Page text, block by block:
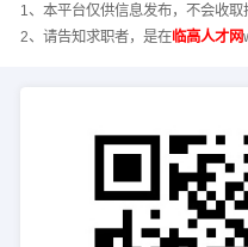
1、本平台仅供信息发布，不会收取
2、请告知求职者，是在临高人才网